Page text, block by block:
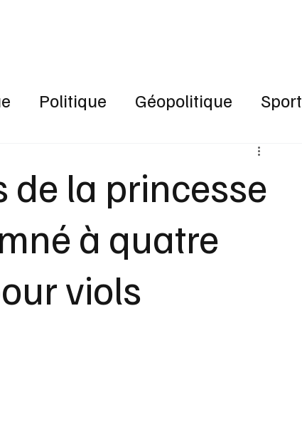
Politique Géopolitique Sport
de la princesse
à quatre
viols